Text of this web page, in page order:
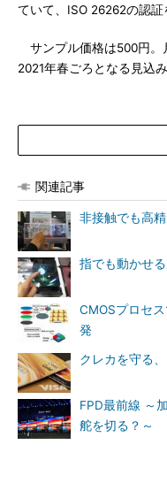
ていて、ISO 26262の認証
サンプル価格は500円。
2021年春ごろとなる見込み
関連記事
非接触でも高
指でも動かせ
CMOSプロセ
発
クレカを守る
FPD最前線 ～
舵を切る？～